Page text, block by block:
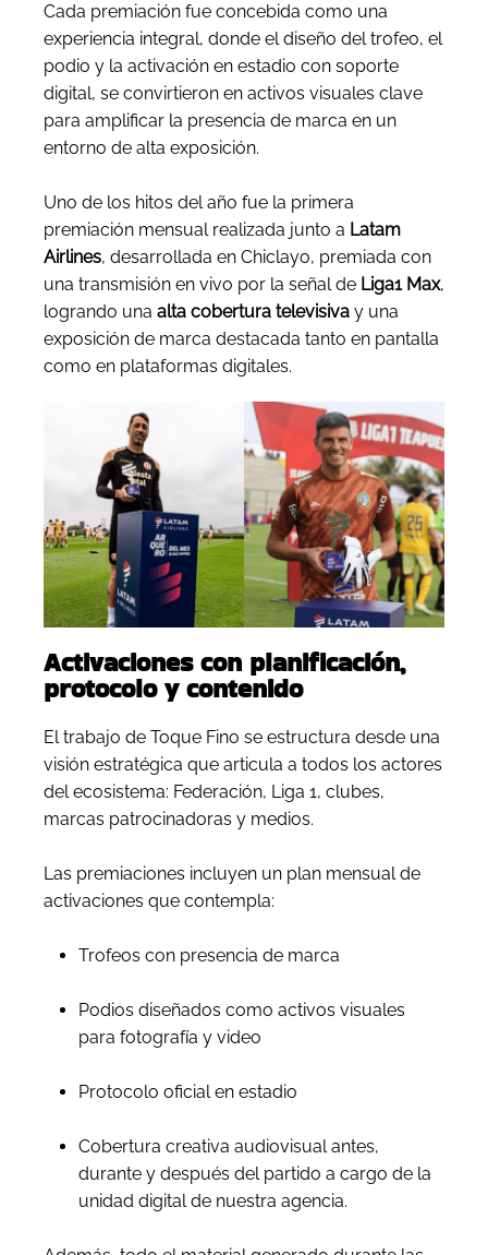
Cada premiación fue concebida como una
experiencia integral, donde el diseño del trofeo, el
podio y la activación en estadio con soporte
digital, se convirtieron en activos visuales clave
para amplificar la presencia de marca en un
entorno de alta exposición.
Uno de los hitos del año fue la primera
premiación mensual realizada junto a Latam
Airlines, desarrollada en Chiclayo, premiada con
una transmisión en vivo por la señal de Liga1 Max,
logrando una alta cobertura televisiva y una
exposición de marca destacada tanto en pantalla
como en plataformas digitales.
Activaciones con planificación,
protocolo y contenido
El trabajo de Toque Fino se estructura desde una
visión estratégica que articula a todos los actores
del ecosistema: Federación, Liga 1, clubes,
marcas patrocinadoras y medios.
Las premiaciones incluyen un plan mensual de
activaciones que contempla:
Trofeos con presencia de marca
Podios diseñados como activos visuales
para fotografía y video
Protocolo oficial en estadio
Cobertura creativa audiovisual antes,
durante y después del partido a cargo de la
unidad digital de nuestra agencia.